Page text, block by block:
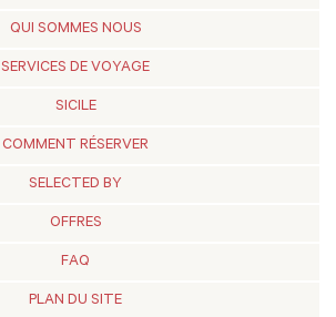
QUI SOMMES NOUS
SERVICES DE VOYAGE
SICILE
COMMENT RÉSERVER
SELECTED BY
OFFRES
FAQ
PLAN DU SITE